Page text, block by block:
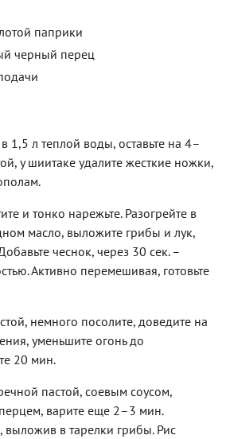
паприки
черный перец
1,5 л теплой воды, оставьте на 4–
у шиитаке удалите жесткие ножки,
и тонко нарежьте. Разогрейте в
масло, выложите грибы и лук,
чеснок, через 30 сек. –
Активно перемешивая, готовьте
немного посолите, доведите на
уменьшите огонь до
20 мин.
пастой, соевым соусом,
варите еще 2–3 мин.
выложив в тарелки грибы. Рис